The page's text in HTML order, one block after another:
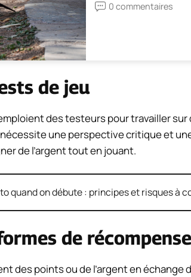
0 commentaires
de jeu
des testeurs pour travailler
une perspective critique et
de l’argent tout en jouant.
quand on débute : principes et risques à
de récompense
des points ou de l’argent en échange